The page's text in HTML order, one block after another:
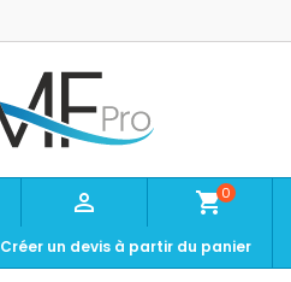
 shopping_cart0
Créer un devis à partir du panier